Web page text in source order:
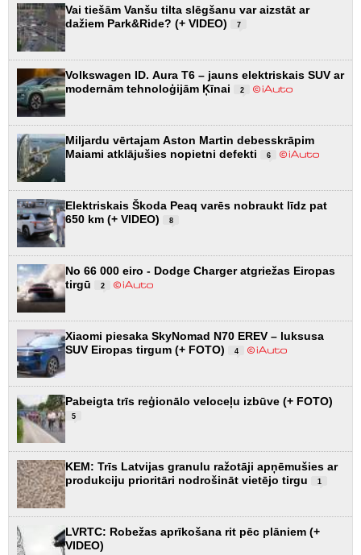
Vai tiešām Vanšu tilta slēgšanu var aizstāt ar
dažiem Park&Ride? (+ VIDEO)
7
Volkswagen ID. Aura T6 – jauns elektriskais SUV ar
modernām tehnoloģijām Ķīnai
2
Miljardu vērtajam Aston Martin debesskrāpim
Maiami atklājušies nopietni defekti
6
Elektriskais Škoda Peaq varēs nobraukt līdz pat
650 km (+ VIDEO)
8
No 66 000 eiro - Dodge Charger atgriežas Eiropas
tirgū
2
Xiaomi piesaka SkyNomad N70 EREV – luksusa
SUV Eiropas tirgum (+ FOTO)
4
Pabeigta trīs reģionālo veloceļu izbūve (+ FOTO)
5
KEM: Trīs Latvijas granulu ražotāji apņēmušies ar
produkciju prioritāri nodrošināt vietējo tirgu
1
LVRTC: Robežas aprīkošana rit pēc plāniem (+
VIDEO)